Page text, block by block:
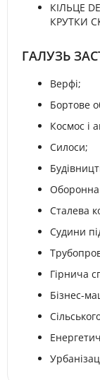
КІЛЬЦЕ
КРУТКИ
ГАЛУЗЬ
Верфі;
Бортове
Космос і
Силоси;
Оборонна
Сталева
Судини
Гірнича
Бізнес-